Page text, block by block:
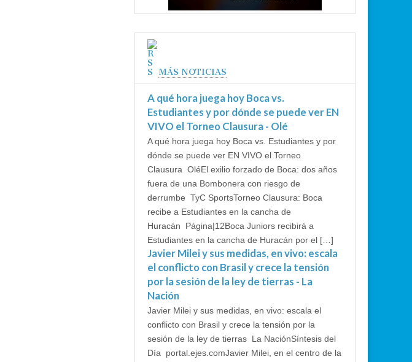
MÁS NOTICIAS
A qué hora juega hoy Boca vs.
Estudiantes y por dónde se puede ver EN
VIVO el Torneo Clausura - Olé
A qué hora juega hoy Boca vs. Estudiantes y por
dónde se puede ver EN VIVO el Torneo
Clausura OléEl exilio forzado de Boca: dos años
fuera de una Bombonera con riesgo de
derrumbe TyC SportsTorneo Clausura: Boca
recibe a Estudiantes en la cancha de
Huracán Página|12Boca Juniors recibirá a
Estudiantes en la cancha de Huracán por el […]
Javier Milei y sus medidas, en vivo: escala
el conflicto con Brasil y crece la tensión
por la sesión de la ley de tierras - La
Nación
Javier Milei y sus medidas, en vivo: escala el
conflicto con Brasil y crece la tensión por la
sesión de la ley de tierras La NaciónSíntesis del
Día portal.ejes.comJavier Milei, en el centro de la